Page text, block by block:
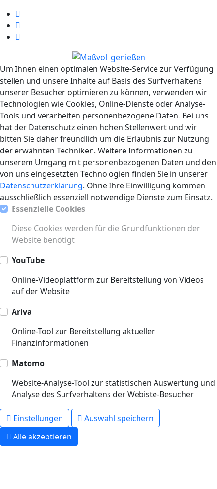
Um Ihnen einen optimalen Website-Service zur Verfügung
stellen und unsere Inhalte auf Basis des Surfverhaltens
unserer Besucher optimieren zu können, verwenden wir
Technologien wie Cookies, Online-Dienste oder Analyse-
Tools und verarbeiten personenbezogene Daten. Bei uns
hat der Datenschutz einen hohen Stellenwert und wir
bitten Sie daher freundlich um die Erlaubnis zur Nutzung
der erwähnten Techniken. Weitere Informationen zu
unserem Umgang mit personenbezogenen Daten und den
von uns eingesetzten Technologien finden Sie in unserer
Datenschutzerklärung. Ohne Ihre Einwilligung kommen
ausschließlich essenziell notwendige Dienste zum Einsatz.
Essenzielle Cookies
Diese Cookies werden für die Grundfunktionen der
Website benötigt
YouTube
Online-Videoplattform zur Bereitstellung von Videos
auf der Website
Ariva
Online-Tool zur Bereitstellung aktueller
Finanzinformationen
Matomo
Website-Analyse-Tool zur statistischen Auswertung und
Analyse des Surfverhaltens der Webiste-Besucher
Einstellungen
Auswahl speichern
Alle akzeptieren